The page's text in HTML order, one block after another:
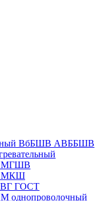
ВбБШВ АВББШВ
МГШВ
МКШ
ГОСТ
однопроволочный